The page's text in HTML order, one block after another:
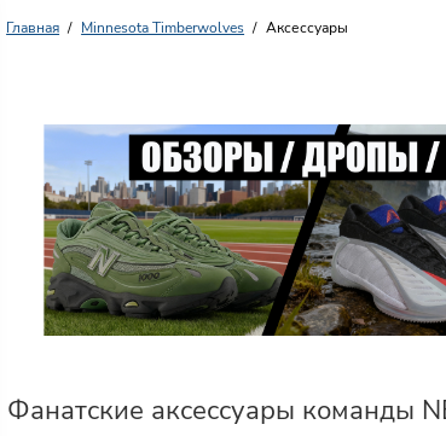
Главная Minnesota Timberwolves Аксессуары
Фанатские аксессуары команды